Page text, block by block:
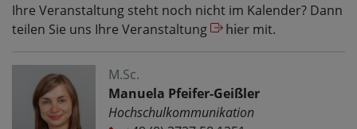
Ihre Veranstaltung steht noch nicht im Kalender? Dann
teilen Sie uns Ihre Veranstaltung
hier mit.
M.Sc.
Manuela Pfeifer-Geißler
Hochschulkommunikation